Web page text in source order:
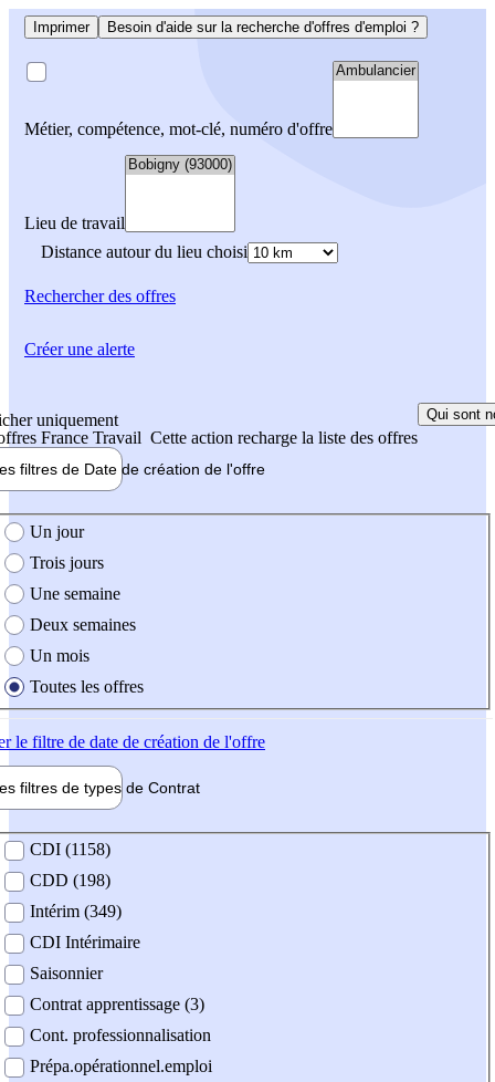
Imprimer Besoin d'aide sur la recherche d'offres d'emploi ?
Métier, compétence, mot-clé, numéro d'offre
Lieu de travail
Distance autour du lieu choisi
Rechercherdes offres
uniquement
France Travail Cette action recharge la liste des offres
Qui sont
filtres de Date de création de l'offre
création de l'offre
Un jour
Trois jours
Une semaine
Deux semaines
Un mois
Toutes les offres
le filtre de date de création de l'offre
filtres de types de Contrat
contrat
CDI (1158)
CDD (198)
Intérim (349)
CDI Intérimaire
Saisonnier
Contrat apprentissage (3)
Cont. professionnalisation
Prépa.opérationnel.emploi
Créer une alerte